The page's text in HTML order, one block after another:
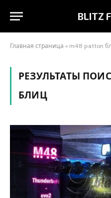
BLITZ
Главная страница » m48 patton
РЕЗУЛЬТАТЫ
БЛИЦ